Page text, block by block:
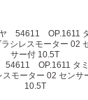
54611 OP.1611 タ
スモーター 02 センサ
10.5T